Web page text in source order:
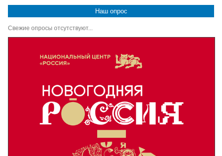
Наш опрос
Свежие опросы отсутствуют...